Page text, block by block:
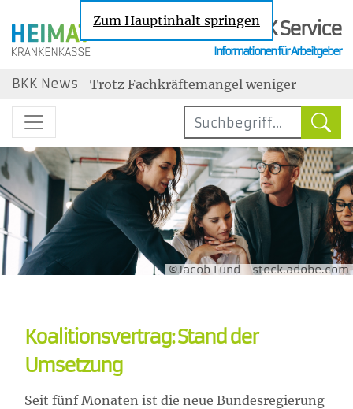
Zum Hauptinhalt springenBKK Service
Informationen für Arbeitgeber
BKK News Nachrichten zu den Themen
Trotz Fachkräftemangel weniger
Neueinstellungen
Steuerbegünstigter Urlaubszuschuss:
Erholungsbeihilfen
Geringe Tarifbindung im
Niedriglohnsektor
Jahresarbeitsentgeltgrenzen: Ab 2027
drei unterschiedliche Grenzen
maßgebend
Wechselbereitschaft im Job ist gestiegen
©Jacob Lund - stock.adobe.com
Koalitionsvertrag: Stand der
Umsetzung
Seit fünf Monaten ist die neue Bundesregierung